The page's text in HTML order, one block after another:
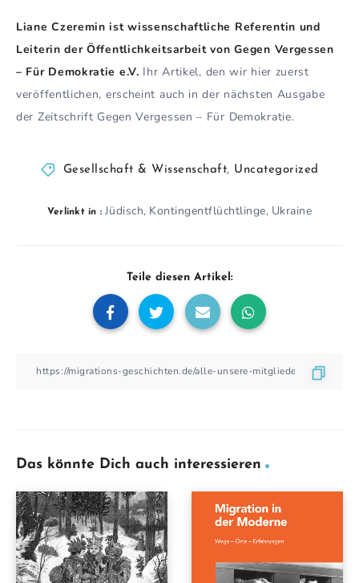
Liane Czeremin ist wissenschaftliche Referentin und
Leiterin der Öffentlichkeitsarbeit von Gegen Vergessen
– Für Demokratie e.V. Ihr Artikel, den wir hier zuerst
veröffentlichen, erscheint auch in der nächsten Ausgabe
der Zeitschrift Gegen Vergessen – Für Demokratie.
Gesellschaft & Wissenschaft, Uncategorized
Verlinkt in : Jüdisch, Kontingentflüchtlinge, Ukraine
Teile diesen Artikel:
Das könnte Dich auch interessieren